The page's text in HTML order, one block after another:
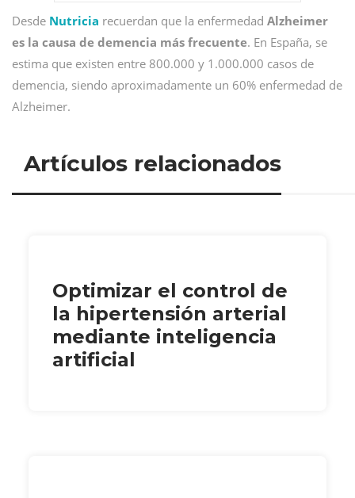
Desde Nutricia recuerdan que la enfermedad Alzheimer
es la causa de demencia más frecuente. En España, se
estima que existen entre 800.000 y 1.000.000 casos de
demencia, siendo aproximadamente un 60% enfermedad de
Alzheimer.
Artículos relacionados
Optimizar el control de
la hipertensión arterial
mediante inteligencia
artificial